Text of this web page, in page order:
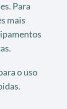
Para
mais
o uso